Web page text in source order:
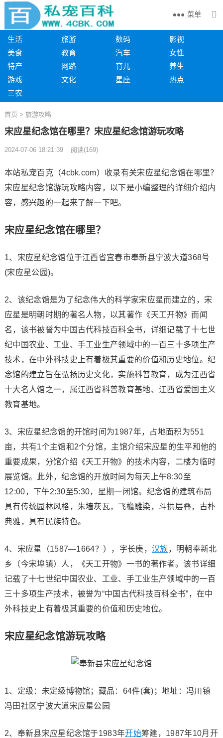
菜单
生活 旅游 数码
影视
美食
教育 汽车
女性
特产
网路 育儿
养生
游戏
文化 星座
热点
三农
首页 > 旅游攻略
宋应星纪念馆在哪里？宋应星纪念馆游玩攻略
2024-07-06 18:21:39 阅读(169)
本站私宠百克（4cbk.com）收录有关宋应星纪念馆在哪里？
宋应星纪念馆游玩攻略内容，以下是小编整理的详细介绍内
容，感兴趣的一起来了解一下吧。
宋应星纪念馆在哪里？
1、宋应星纪念馆位于江西省宜春市奉新县宁波大道368号
(宋应星公园)。
2、该纪念馆是为了纪念伟大的科学家宋应星而建立的，宋
应星是明朝时期的著名人物，以其著作《天工开物》而闻
名，该书被誉为中国古代科技百科全书，详细记载了十七世
纪中国农业、工业、手工业生产领域中的一百三十多项生产
技术，在中外科技史上有着极其重要的价值和历史地位。纪
念馆的建立旨在弘扬历史文化，实施科普教育，成为江西省
十大名人馆之一，属江西省科普教育基地、江西省爱国主义
教育基地。
3、宋应星纪念馆的开馆时间为1987年，占地面积为551
亩，共有1个主馆和2个分馆，主馆介绍宋应星的生平和他的
重要成果，分馆介绍《天工开物》的技术内容，二楼为临时
展览馆。此外，纪念馆的开放时间为每天上午8:30至
12:00，下午2:30至5:30，星期一闭馆。纪念馆的建筑布局
具有传统园林风格，朱墙灰瓦，飞檐雕染，斗拱层叠，古朴
典雅，具有民族特色。
4、宋应星（1587—1664？），字长庚， 汉族，明朝奉新北
乡（今宋埠镇）人，《天工开物》一书的著作者。该书详细
记载了十七世纪中国农业、工业、手工业生产领域中的一百
三十多项生产技术，被誉为“中国古代科技百科全书”，在中
外科技史上有着极其重要的价值和历史地位。
宋应星纪念馆游玩攻略
1、定级：未定级博物馆；藏品：64件(套)；地址：冯川镇
冯田社区宁波大道宋应星公园
2、奉新县宋应星纪念馆于1983年开始筹建，1987年10月开